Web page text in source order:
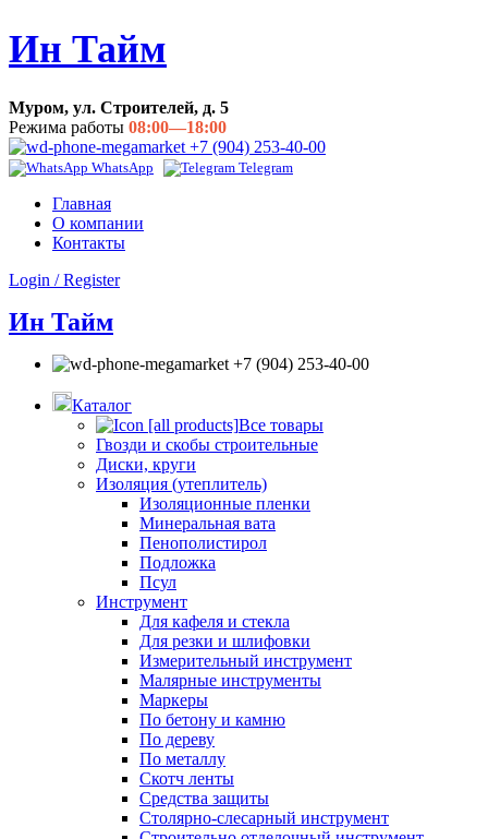
Ин Тайм
Муром, ул. Строителей, д. 5
Режима работы 08:00—18:00
+7 (904) 253-40-00
WhatsApp Telegram
Главная
О компании
Контакты
Login / Register
Ин Тайм
+7 (904) 253-40-00
Каталог
Все товары
Гвозди и скобы строительные
Диски, круги
Изоляция (утеплитель)
Изоляционные пленки
Минеральная вата
Пенополистирол
Подложка
Псул
Инструмент
Для кафеля и стекла
Для резки и шлифовки
Измерительный инструмент
Малярные инструменты
Маркеры
По бетону и камню
По дереву
По металлу
Скотч ленты
Средства защиты
Столярно-слесарный инструмент